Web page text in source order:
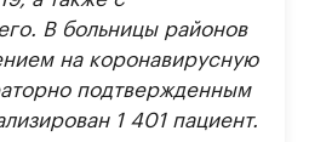
В больницы районов
на коронавирусную
подтвержденным
1 401 пациент.